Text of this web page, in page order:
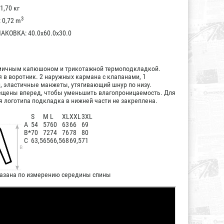
кг
m3
40.0x60.0x30.0
капюшоном и трикотажной термоподкладкой.
в воротник. 2 наружных кармана с клапанами, 1
эластичные манжеты, утягивающий шнур по низу.
вперед, чтобы уменьшить влагопроницаемость. Для
логотипа подкладка в нижней части не закреплена.
S
M L XL XXL 3XL
А 54 5760 6366
69
B*70 7274 7678
80
C 63,56566,56869,571
по измерению середины спины